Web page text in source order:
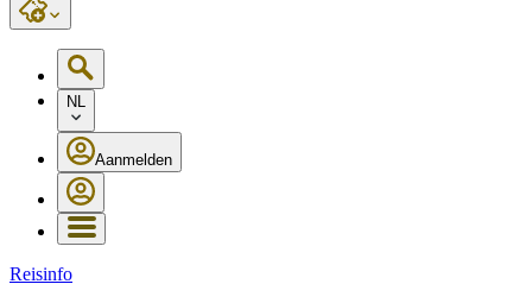
NL
Aanmelden
Reisinfo